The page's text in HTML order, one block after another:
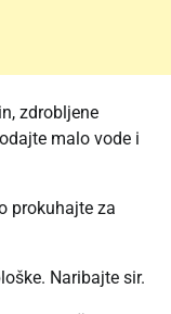
zdrobljene
malo vode i
prokuhajte za
Naribajte sir.